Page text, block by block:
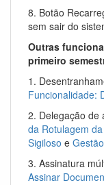
8. Botão
sem sair do
Outras
primeiro
1.
Funcionalidade:
2. Delegação de
da Rotulagem
Sigiloso e
3. Assinatura
Assinar